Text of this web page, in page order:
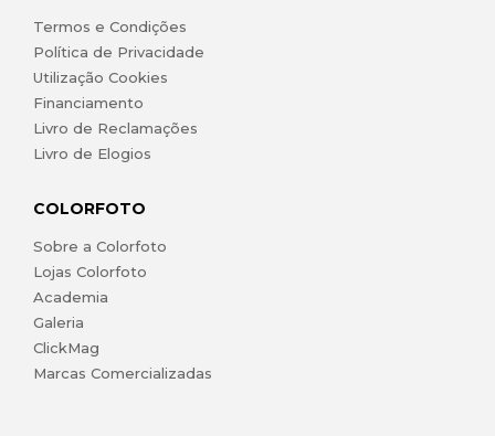
Termos e Condições
Política de Privacidade
Utilização Cookies
Financiamento
Livro de Reclamações
Livro de Elogios
COLORFOTO
Sobre a Colorfoto
Lojas Colorfoto
Academia
Galeria
ClickMag
Marcas Comercializadas